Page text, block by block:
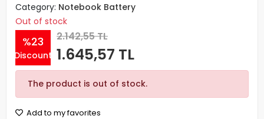
Category: Notebook Battery
Out of stock
%23
Discount
2.142,55 TL
1.645,57 TL
The product is out of stock.
Add to my favorites